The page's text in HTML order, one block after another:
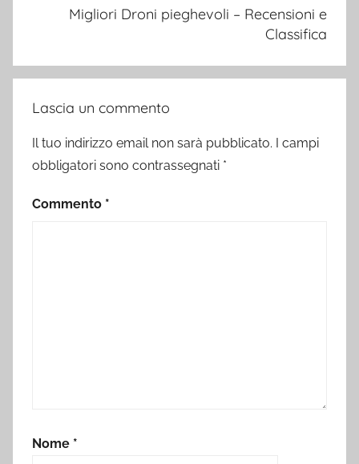
Migliori Droni pieghevoli – Recensioni e
Classifica
Lascia un commento
Il tuo indirizzo email non sarà pubblicato.
I campi
obbligatori sono contrassegnati *
Commento *
Nome *